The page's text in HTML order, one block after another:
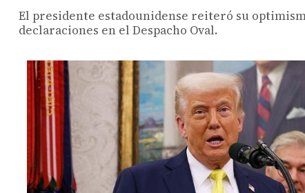
El presidente estadounidense reiteró su
declaraciones en el Despacho Oval.